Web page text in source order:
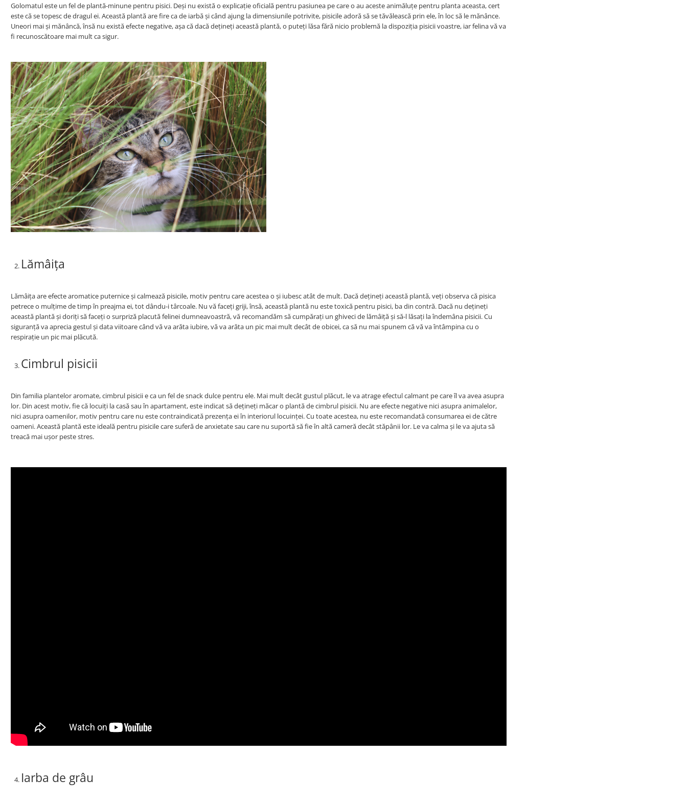
Golomatul este un fel de plantă-minune pentru pisici. Deși nu există o explicație oficială pentru pasiunea pe care o au aceste animăluțe pentru planta aceasta, cert
este că se topesc de dragul ei. Această plantă are fire ca de iarbă și când ajung la dimensiunile potrivite, pisicile adoră să se tăvălească prin ele, în loc să le mănânce.
Uneori mai și mănâncă, însă nu există efecte negative, așa că dacă dețineți această plantă, o puteți lăsa fără nicio problemă la dispoziția pisicii voastre, iar felina vă va
fi recunoscătoare mai mult ca sigur.
Lămâița
Lămâița are efecte aromatice puternice și calmează pisicile, motiv pentru care acestea o și iubesc atât de mult. Dacă dețineți această plantă, veți observa că pisica
petrece o mulțime de timp în preajma ei, tot dându-i târcoale. Nu vă faceți griji, însă, această plantă nu este toxică pentru pisici, ba din contră. Dacă nu dețineți
această plantă și doriți să faceți o surpriză placută felinei dumneavoastră, vă recomandăm să cumpărați un ghiveci de lămâiță și să-l lăsați la îndemâna pisicii. Cu
siguranță va aprecia gestul și data viitoare când vă va arăta iubire, vă va arăta un pic mai mult decât de obicei, ca să nu mai spunem că vă va întâmpina cu o
respirație un pic mai plăcută.
Cimbrul pisicii
Din familia plantelor aromate, cimbrul pisicii e ca un fel de snack dulce pentru ele. Mai mult decât gustul plăcut, le va atrage efectul calmant pe care îl va avea asupra
lor. Din acest motiv, fie că locuiți la casă sau în apartament, este indicat să dețineți măcar o plantă de cimbrul pisicii. Nu are efecte negative nici asupra animalelor,
nici asupra oamenilor, motiv pentru care nu este contraindicată prezența ei în interiorul locuinței. Cu toate acestea, nu este recomandată consumarea ei de către
oameni. Această plantă este ideală pentru pisicile care suferă de anxietate sau care nu suportă să fie în altă cameră decât stăpânii lor. Le va calma și le va ajuta să
treacă mai ușor peste stres.
Iarba de grâu